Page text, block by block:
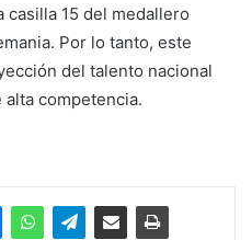
casilla 15 del medallero
Por lo tanto, este
del talento nacional
competencia.